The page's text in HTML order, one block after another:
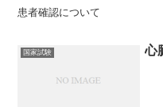
患者確認について
国家試験 心